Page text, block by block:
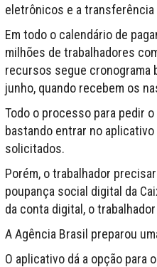
eletrônicos e a
Em todo o calendário de
milhões de trabalhadores
recursos segue cronograma
junho, quando recebem os
Todo o processo para pedir
bastando entrar no
solicitados.
Porém, o trabalhador
poupança social digital da
da conta digital, o
A Agência Brasil preparou
O aplicativo dá a opção para